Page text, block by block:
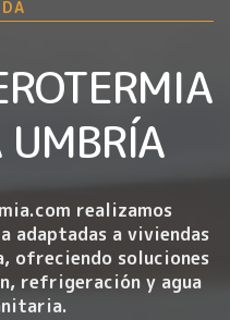
UMBRÍA
realizamos
adaptadas a viviendas
ofreciendo soluciones
refrigeración y agua